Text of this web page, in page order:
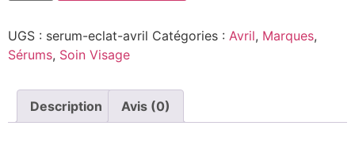
UGS : serum-eclat-avril Catégories : Avril, Marques,
Sérums, Soin Visage
Description Avis (0)